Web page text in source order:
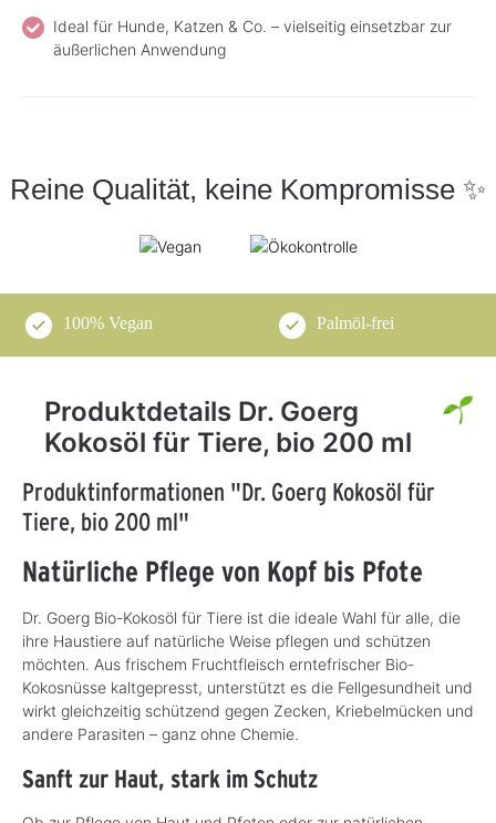
Ideal für Hunde, Katzen & Co. – vielseitig einsetzbar zur
äußerlichen Anwendung
Reine Qualität, keine Kompromisse ✨
100% Vegan Palmöl-frei
Produktdetails Dr. Goerg
Kokosöl für Tiere, bio 200 ml
Produktinformationen "Dr. Goerg Kokosöl für
Tiere, bio 200 ml"
Natürliche Pflege von Kopf bis Pfote
Dr. Goerg Bio-Kokosöl für Tiere ist die ideale Wahl für alle, die
ihre Haustiere auf natürliche Weise pflegen und schützen
möchten. Aus frischem Fruchtfleisch erntefrischer Bio-
Kokosnüsse kaltgepresst, unterstützt es die Fellgesundheit und
wirkt gleichzeitig schützend gegen Zecken, Kriebelmücken und
andere Parasiten – ganz ohne Chemie.
Sanft zur Haut, stark im Schutz